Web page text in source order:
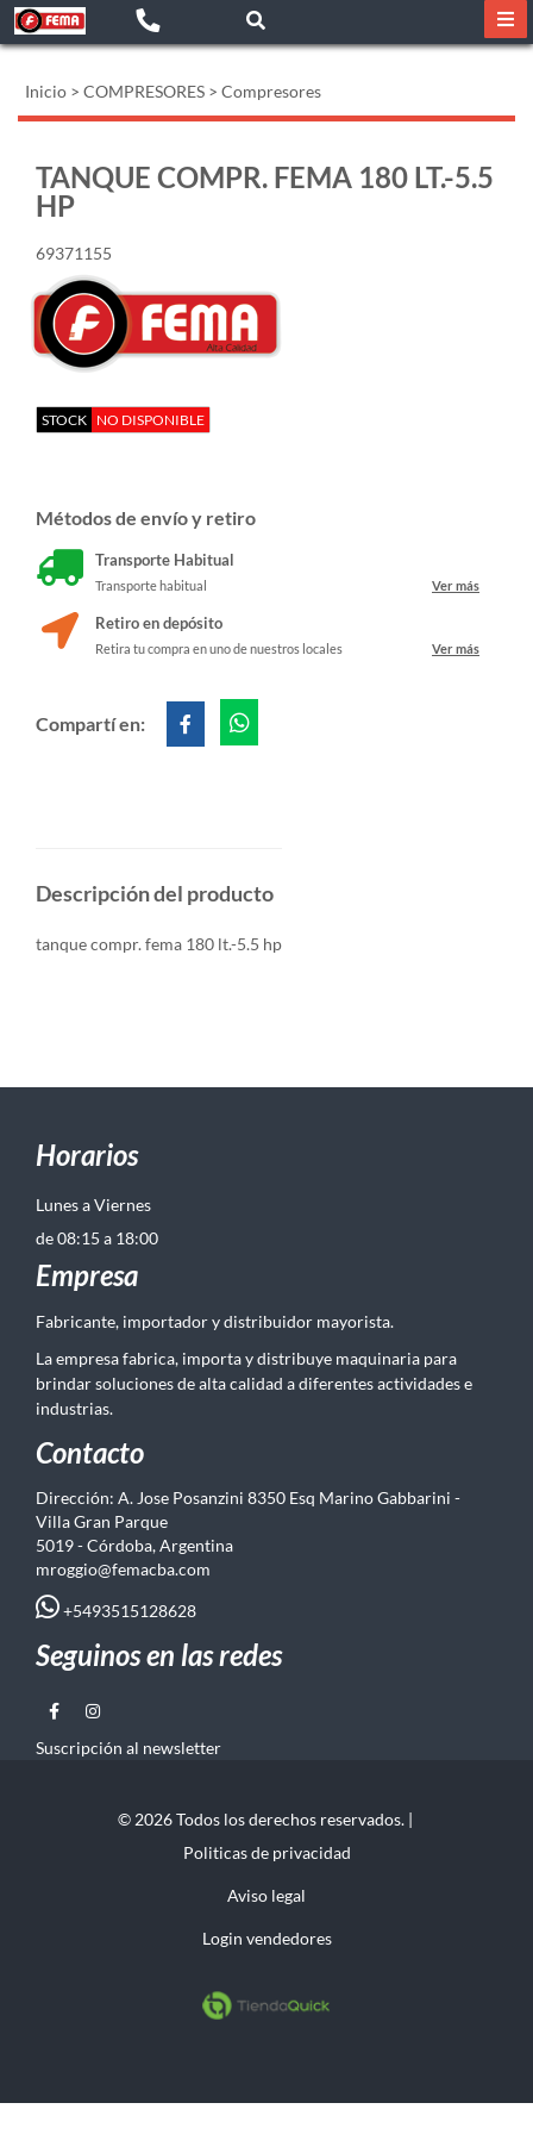
Inicio > COMPRESORES > Compresores
TANQUE COMPR. FEMA 180 LT.-5.5
HP
69371155
STOCK NO DISPONIBLE
Métodos de envío y retiro
Transporte Habitual
Transporte habitual Ver más
Retiro en depósito
Retira tu compra en uno de nuestros locales Ver más
Compartí en:
Descripción del producto
tanque compr. fema 180 lt.-5.5 hp
Horarios
Lunes a Viernes
de 08:15 a 18:00
Empresa
Fabricante, importador y distribuidor mayorista.
La empresa fabrica, importa y distribuye maquinaria para
brindar soluciones de alta calidad a diferentes actividades e
industrias.
Contacto
Dirección: A. Jose Posanzini 8350 Esq Marino Gabbarini -
Villa Gran Parque
5019 - Córdoba, Argentina
mroggio@femacba.com
+5493515128628
Seguinos en las redes
Suscripción al newsletter
© 2026 Todos los derechos reservados. |
Politicas de privacidad
Aviso legal
Login vendedores